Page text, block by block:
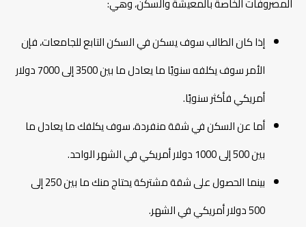
إذا كان الطالب سوف يسكن في السكن التابع للجامعات، فإن
الأمر سوف يكلفه سنويًا ما يعادل ما بين 3500 إلى 7000 دولار
أمريكي فأكثر سنويًا.
أما عن السكن في شقة منفردة، سوف يكلفك ما يعادل ما
بين 500 إلى 1000 دولار أمريكي في الشهر الواحد.
بينما الحصول على شقة مشتركة يحتاج منك ما بين 250 إلى
500 دولار أمريكي في الشهر.